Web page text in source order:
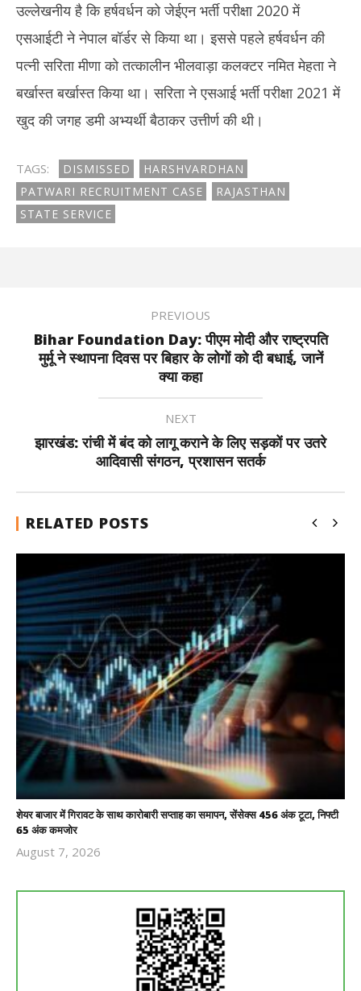
उल्लेखनीय है कि हर्षवर्धन को जेईएन भर्ती परीक्षा 2020 में
एसआईटी ने नेपाल बॉर्डर से किया था। इससे पहले हर्षवर्धन की
पत्नी सरिता मीणा को तत्कालीन भीलवाड़ा कलक्टर नमित मेहता ने
बर्खास्त बर्खास्त किया था। सरिता ने एसआई भर्ती परीक्षा 2021 में
खुद की जगह डमी अभ्यर्थी बैठाकर उत्तीर्ण की थी।
TAGS: DISMISSED
HARSHVARDHAN
PATWARI RECRUITMENT CASE
RAJASTHAN
STATE SERVICE
PREVIOUS
Bihar Foundation Day: पीएम मोदी और राष्ट्रपति
मुर्मू ने स्थापना दिवस पर बिहार के लोगों को दी बधाई, जानें
क्या कहा
NEXT
झारखंड: रांची में बंद को लागू कराने के लिए सड़कों पर उतरे
आदिवासी संगठन, प्रशासन सतर्क
RELATED POSTS
शेयर बाजार में गिरावट के साथ कारोबारी सप्ताह का समापन, सेंसेक्स 456 अंक टूटा, निफ्टी
65 अंक कमजोर
August 7, 2026